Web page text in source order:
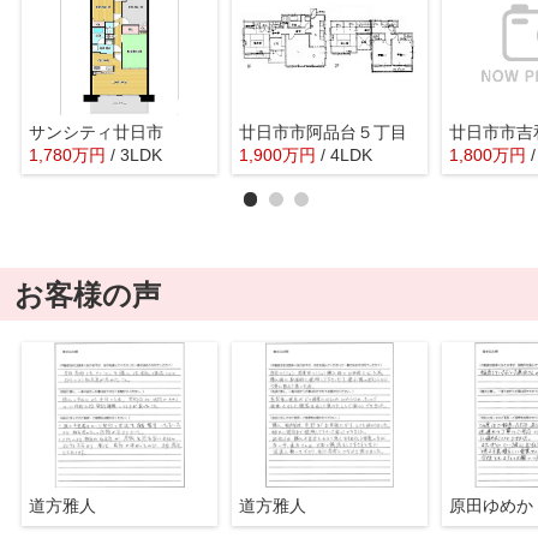
サンシティ廿日市
1,780万円 / 3LDK
廿日市市阿品台５丁目
1,900万円 / 4LDK
廿日市市吉
1,800万円
お客様の声
道方雅人 道方雅人 原田ゆめか